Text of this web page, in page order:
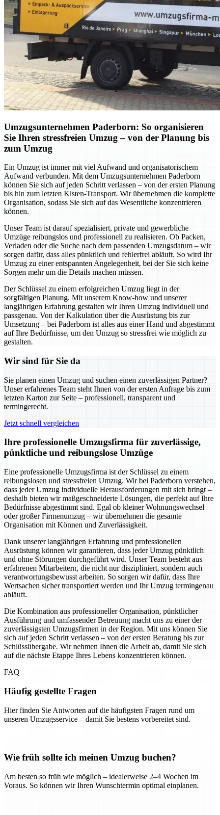
Umzugsunternehmen Paderborn: So organisieren
Sie Ihren stressfreien Umzug – von der Planung bis
zum Umzug
Ein Umzug ist immer mit viel Aufwand und organisatorischem
Aufwand verbunden. Mit dem Umzugsunternehmen Paderborn
können Sie sich auf jeden Schritt verlassen – von der ersten Planung
bis hin zum letzten Kisten-Transport. Wir übernehmen die komplette
Organisation, sodass Sie sich auf das Wesentliche konzentrieren
können.
Unser Team ist darauf spezialisiert, private und gewerbliche
Umzüge reibungslos und professionell zu realisieren. Ob Packen,
Verladen oder die Suche nach dem passenden Umzugsdatum – wir
sorgen dafür, dass alles pünktlich und fehlerfrei abläuft. So wird Ihr
Umzug zu einer entspannten Angelegenheit, bei der Sie sich keine
Sorgen mehr um die Details machen müssen.
Der Schlüssel zu einem erfolgreichen Umzug liegt in der
sorgfältigen Planung. Mit unserem Know-how und unserer
langjährigen Erfahrung gestalten wir Ihren Umzug individuell und
passgenau. Von der Kalkulation über die Ausrüstung bis zur
Umsetzung – bei Paderborn ist alles aus einer Hand und abgestimmt
auf Ihre Bedürfnisse, um den Umzug so stressfrei wie möglich zu
gestalten.
Wir sind für Sie da
Sie planen einen Umzug und suchen einen zuverlässigen Partner?
Unser erfahrenes Team steht Ihnen von der ersten Anfrage bis zum
letzten Karton zur Seite – professionell, transparent und
termingerecht.
Jetzt schnell vergleichen
Ihre professionelle Umzugsfirma für zuverlässige,
pünktliche und reibungslose Umzüge
Eine professionelle Umzugsfirma ist der Schlüssel zu einem
reibungslosen und stressfreien Umzug. Wir bei Paderborn verstehen,
dass jeder Umzug individuelle Herausforderungen mit sich bringt –
deshalb bieten wir maßgeschneiderte Lösungen, die perfekt auf Ihre
Bedürfnisse abgestimmt sind. Egal ob kleiner Wohnungswechsel
oder großer Firmenumzug – wir übernehmen die gesamte
Organisation mit Können und Zuverlässigkeit.
Dank unserer langjährigen Erfahrung und professionellen
Ausrüstung können wir garantieren, dass jeder Umzug pünktlich
und ohne Störungen durchgeführt wird. Unser Team besteht aus
erfahrenen Mitarbeitern, die nicht nur diszipliniert, sondern auch
verantwortungsbewusst arbeiten. So sorgen wir dafür, dass Ihre
Wertsachen sicher transportiert werden und Ihr Umzug termingenau
abläuft.
Die Kombination aus professioneller Organisation, pünktlicher
Ausführung und umfassender Betreuung macht uns zu einer der
zuverlässigsten Umzugsfirmen in der Region. Mit uns können Sie
sich auf jeden Schritt verlassen – von der ersten Beratung bis zur
Schlüssübergabe. Wir nehmen Ihnen die Arbeit ab, damit Sie sich
auf die nächste Etappe Ihres Lebens konzentrieren können.
FAQ
Häufig gestellte Fragen
Hier finden Sie Antworten auf die häufigsten Fragen rund um
unseren Umzugsservice – damit Sie bestens vorbereitet sind.
Wie früh sollte ich meinen Umzug buchen?
Am besten so früh wie möglich – idealerweise 2–4 Wochen im
Voraus. So können wir Ihren Wunschtermin optimal einplanen.